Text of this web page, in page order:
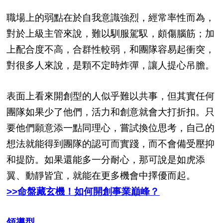
職場上的弱點在於自我意識強烈，經常率性而為，
對於上級主管來說，難以馴服駕馭，頗傷腦筋；加
上配合度不高，合群性較弱，和團隊容易起衝突，
對很多人來說，是顆不定時炸彈，讓人提心吊膽。
表面上看來開創型的人似乎難以共事，但其實任何
團隊如果少了他們，活力和創意就會大打折扣。只
要他們願意添一點同理心，嘗試換位思考，自己的
想法就能得到團隊的認可而實踐，而不會備受壓抑
和提防。如果還能多一分耐心，那可說是如虎添
翼、動靜皆宜，就能在更多機會中擇優而起。
>>命盤藏玄機！如何開創事業巔峰？